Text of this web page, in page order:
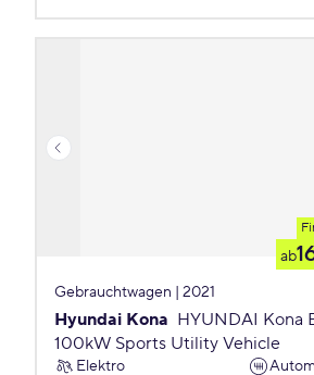
ab
Gebrauchtwagen | 2021
Hyundai Kona HYUNDAI Kona
100kW Sports Utility Vehicle
Elektro